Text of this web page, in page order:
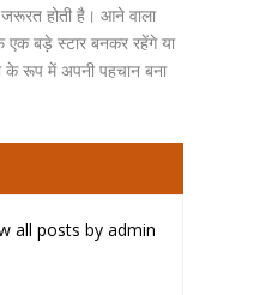
होती है। आने वाला
एक बड़े स्टार बनकर रहेंगे या
रूप में अपनी पहचान बना
all posts by admin